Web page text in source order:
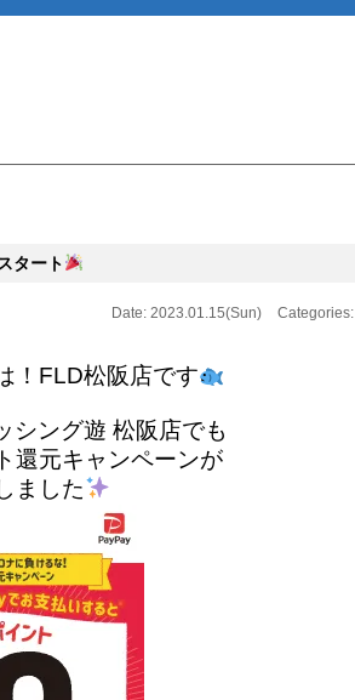
タート
Date: 2023.01.15(Sun) Categories:
！FLD松阪店です
シング遊 松阪店でも
還元キャンペーンが
ました